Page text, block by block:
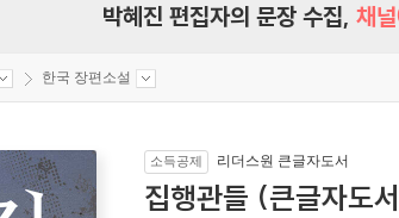
박혜진 편집자의 문장 수집, 채
한국 장편소설
소득공제 리더스원 큰글자도서
집행관들 (큰글자도